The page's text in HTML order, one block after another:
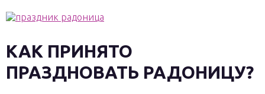
КАК ПРИНЯТО
ПРАЗДНОВАТЬ РАДОНИЦУ?